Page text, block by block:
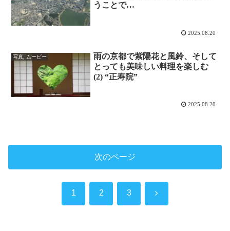
うことで…
2025.08.20
写真, ムービー
雨の京都で紫陽花と風鈴、そして
とっても美味しい料理を楽しむ
(2) “正寿院”
2025.08.20
次のページ
1 2 3 次